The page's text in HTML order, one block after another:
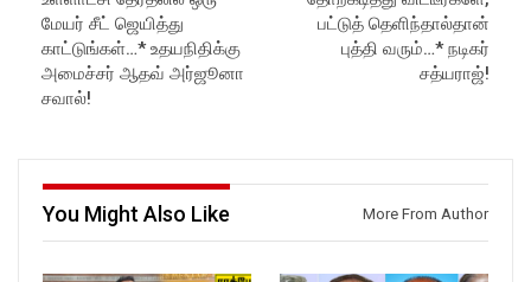
Subscribe:
https://www.youtube.com/@r
ockforttimes
Like us on:
https://www.facebook.com/R
ckforttimes/
Follow us on:
https://www.facebook.com/R
ockforttimes
Follow us on:
https://www.instagram.com/ro
மேயர் சீட் ஜெயித்து
காட்டுங்கள்…* உதயநிதிக்கு
அமைச்சர் ஆதவ் அர்ஜூனா
சவால்!
பட்டுத் தெளிந்தால்தான்
புத்தி வரும்…* நடிகர்
சத்யராஜ்!
You Might Also Like More From Author